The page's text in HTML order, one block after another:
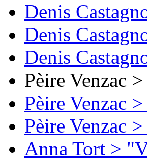
Denis
Denis
Denis
Pèire Venzac
Pèire Venzac
Pèire Venzac
Anna Tort >